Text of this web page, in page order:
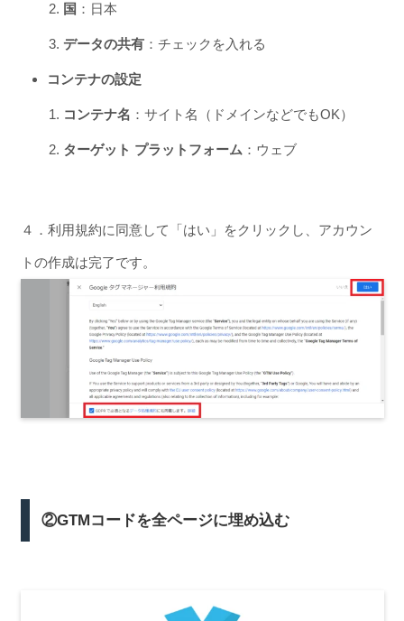
国 ：日本
データの共有：チェックを入れる
コンテナの設定
コンテナ名 ：サイト名（ドメインなどでもOK）
ターゲット プラットフォーム ：ウェブ
４．利用規約に同意して「はい」をクリックし、アカウン
トの作成は完了です。
②GTMコードを全ページに埋め込む